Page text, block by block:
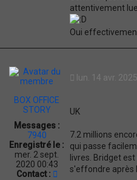
attentivement
Oui
BOX OFFICE
STORY
Messages :
7940
Enregistré le :
mer. 2 sept.
2020 00:43
Contact :
C
lun. 14 avr.
UK
7.2 millions
qui passe
livres. Bridget
s'effondre après